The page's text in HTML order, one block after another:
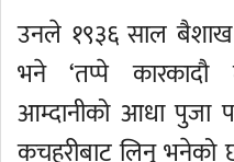
उनले १९३६ साल
भने ‘तप्पे कारकादौ
आम्दानीको आधा पुजा
कचहरीबाट लिनु भनेको